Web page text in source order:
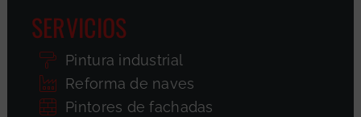
SERVICIOS
Pintura industrial
Reforma de naves
Pintores de fachadas